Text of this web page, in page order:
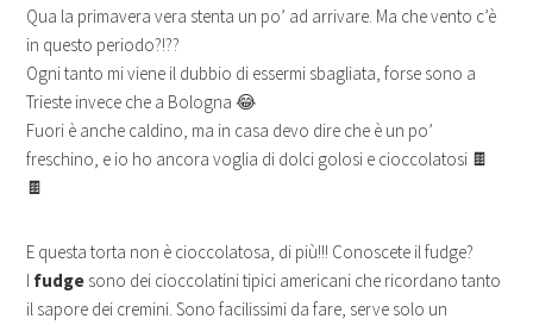
Qua la primavera vera stenta un po’ ad arrivare. Ma che vento c’è
in questo periodo?!??
Ogni tanto mi viene il dubbio di essermi sbagliata, forse sono a
Trieste invece che a Bologna 😂
Fuori è anche caldino, ma in casa devo dire che è un po’
freschino, e io ho ancora voglia di dolci golosi e cioccolatosi 🍫
🍫
E questa torta non è cioccolatosa, di più!!! Conoscete il fudge?
I fudge sono dei cioccolatini tipici americani che ricordano tanto
il sapore dei cremini. Sono facilissimi da fare, serve solo un